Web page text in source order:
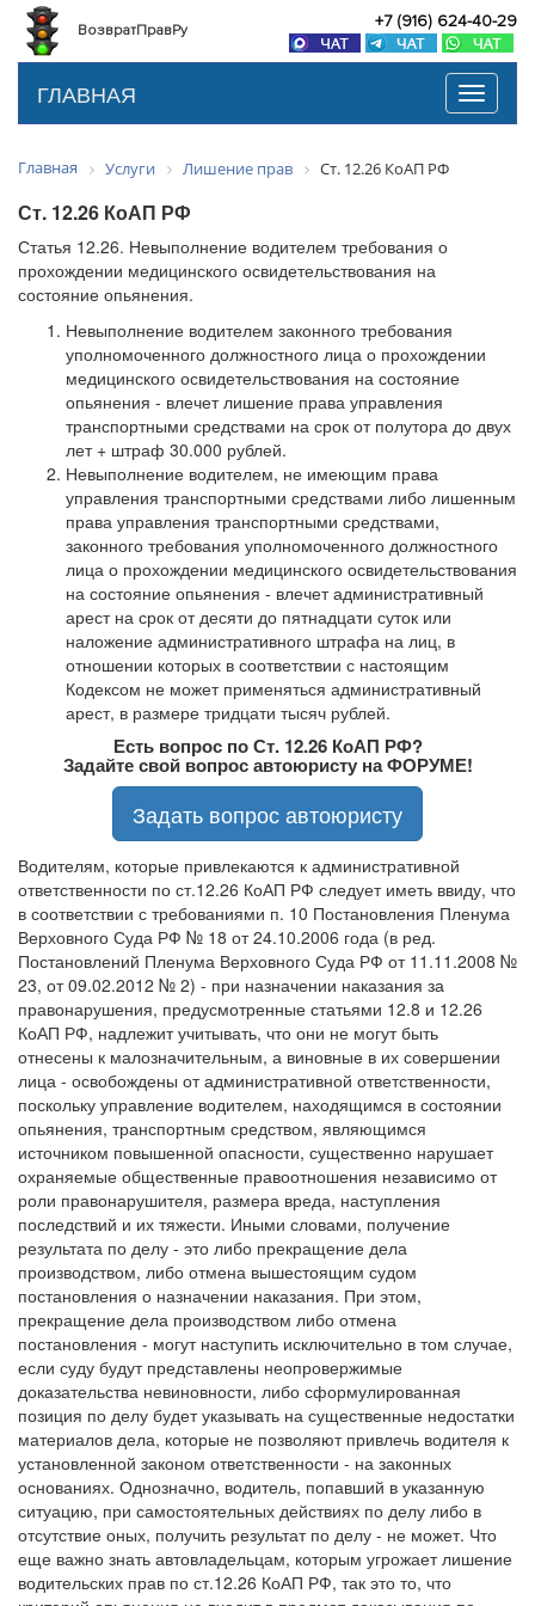
ВозвратПравРу +7 (916) 624-40-29
Toggle
ГЛАВНАЯ
Главная Услуги Лишение прав Ст. 12.26 КоАП РФ
Ст. 12.26 КоАП РФ
Статья 12.26. Невыполнение водителем требования о
прохождении медицинского освидетельствования на
состояние опьянения.
Невыполнение водителем законного требования
уполномоченного должностного лица о прохождении
медицинского освидетельствования на состояние
опьянения - влечет лишение права управления
транспортными средствами на срок от полутора до двух
лет + штраф 30.000 рублей.
Невыполнение водителем, не имеющим права
управления транспортными средствами либо лишенным
права управления транспортными средствами,
законного требования уполномоченного должностного
лица о прохождении медицинского освидетельствования
на состояние опьянения - влечет административный
арест на срок от десяти до пятнадцати суток или
наложение административного штрафа на лиц, в
отношении которых в соответствии с настоящим
Кодексом не может применяться административный
арест, в размере тридцати тысяч рублей.
Есть вопрос по Ст. 12.26 КоАП РФ?
Задайте свой вопрос автоюристу на ФОРУМЕ!
Задать вопрос автоюристу
Водителям, которые привлекаются к административной
ответственности по ст.12.26 КоАП РФ следует иметь ввиду, что
в соответствии с требованиями п. 10 Постановления Пленума
Верховного Суда РФ № 18 от 24.10.2006 года (в ред.
Постановлений Пленума Верховного Суда РФ от 11.11.2008 №
23, от 09.02.2012 № 2) - при назначении наказания за
правонарушения, предусмотренные статьями 12.8 и 12.26
КоАП РФ, надлежит учитывать, что они не могут быть
отнесены к малозначительным, а виновные в их совершении
лица - освобождены от административной ответственности,
поскольку управление водителем, находящимся в состоянии
опьянения, транспортным средством, являющимся
источником повышенной опасности, существенно нарушает
охраняемые общественные правоотношения независимо от
роли правонарушителя, размера вреда, наступления
последствий и их тяжести. Иными словами, получение
результата по делу - это либо прекращение дела
производством, либо отмена вышестоящим судом
постановления о назначении наказания. При этом,
прекращение дела производством либо отмена
постановления - могут наступить исключительно в том случае,
если суду будут представлены неопровержимые
доказательства невиновности, либо сформулированная
позиция по делу будет указывать на существенные недостатки
материалов дела, которые не позволяют привлечь водителя к
установленной законом ответственности - на законных
основаниях. Однозначно, водитель, попавший в указанную
ситуацию, при самостоятельных действиях по делу либо в
отсутствие оных, получить результат по делу - не может. Что
еще важно знать автовладельцам, которым угрожает лишение
водительских прав по ст.12.26 КоАП РФ, так это то, что